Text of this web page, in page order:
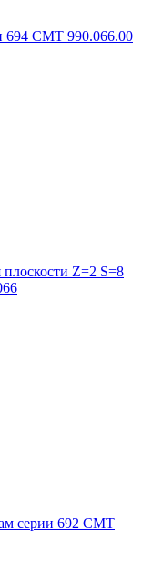
CMT 990.066.00
Z=2 S=8
серии 692 CMT